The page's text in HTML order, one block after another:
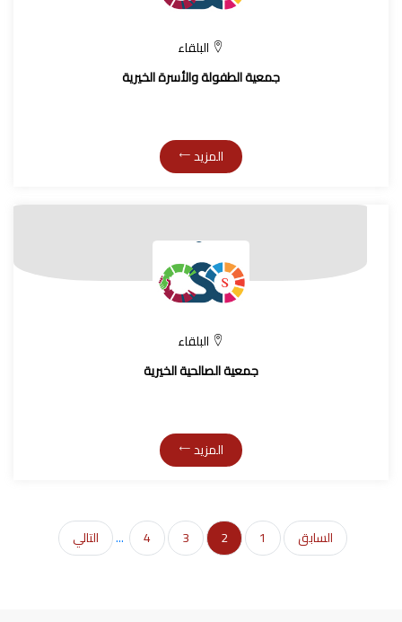
البلقاء
جمعية الطفولة والأسرة الخيرية
المزيد
البلقاء
جمعية الصالحية الخيرية
المزيد
السابق 1
2
3
4
... التالي